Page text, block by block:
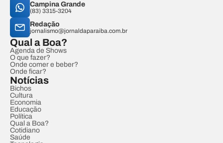
Campina Grande
(83) 3315-3204
Redação
jornalismo@jornaldaparaiba.com.br
Qual a Boa?
Agenda de Shows
O que fazer?
Onde comer e beber?
Onde ficar?
Notícias
Bichos
Cultura
Economia
Educação
Política
Qual a Boa?
Cotidiano
Saúde